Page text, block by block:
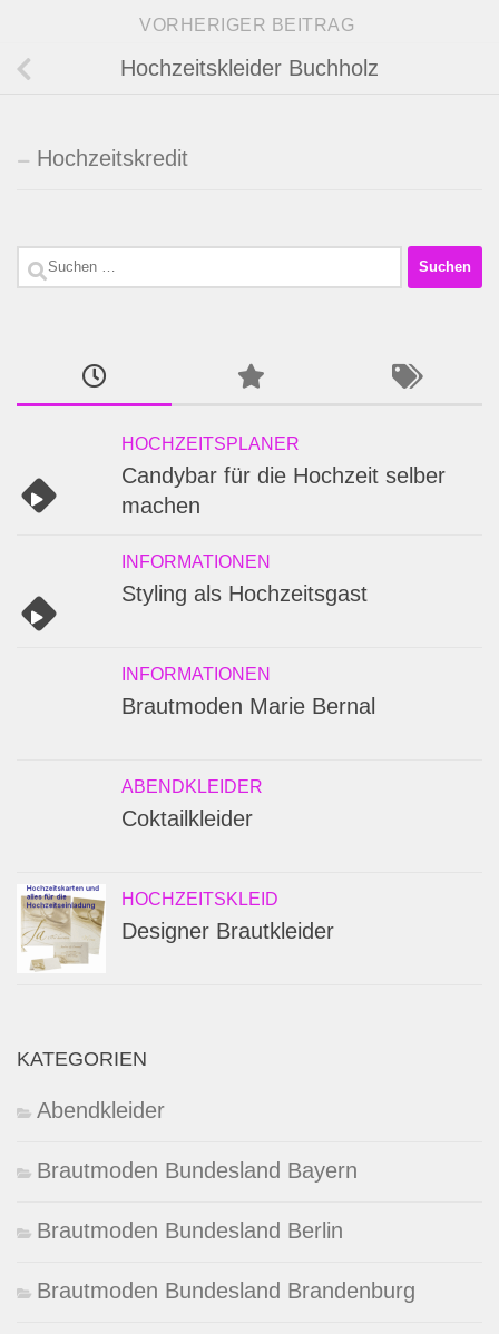
VORHERIGER BEITRAG
Hochzeitskleider Buchholz
Hochzeitskredit
Suchen
HOCHZEITSPLANER
Candybar für die Hochzeit selber
machen
INFORMATIONEN
Styling als Hochzeitsgast
INFORMATIONEN
Brautmoden Marie Bernal
ABENDKLEIDER
Coktailkleider
HOCHZEITSKLEID
Designer Brautkleider
KATEGORIEN
Abendkleider
Brautmoden Bundesland Bayern
Brautmoden Bundesland Berlin
Brautmoden Bundesland Brandenburg